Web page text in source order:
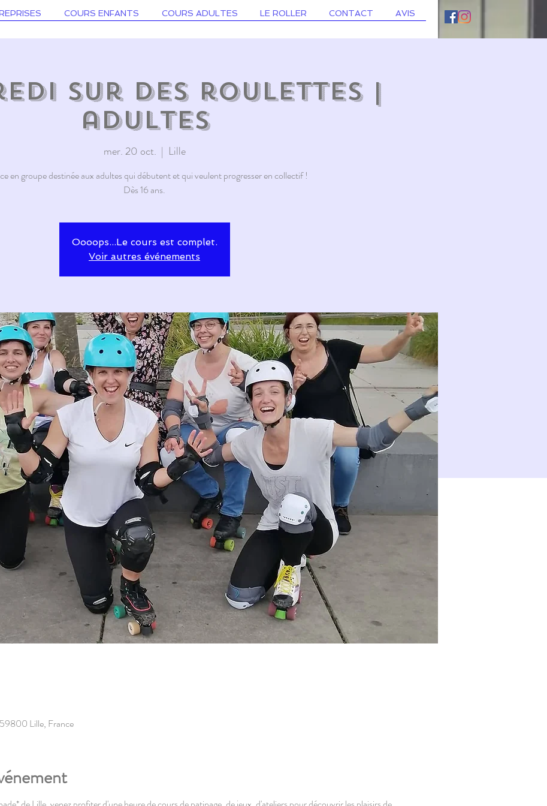
COURS ENFANTS COURS ADULTES LE ROLLER CONTACT AVIS
sur des roulettes |
adultes
mer. 20 oct.
  |
Lille
en groupe destinée aux adultes qui débutent et qui veulent progresser en collectif !
Dès 16 ans.
Oooops...Le cours est complet.
Voir autres événements
Lille, France